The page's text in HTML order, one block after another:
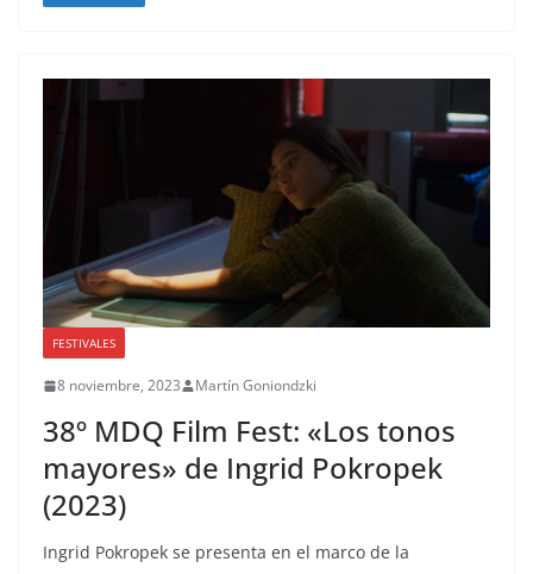
FESTIVALES
8 noviembre, 2023 Martín Goniondzki
38º MDQ Film Fest: «Los tonos
mayores» de Ingrid Pokropek
(2023)
Ingrid Pokropek se presenta en el marco de la